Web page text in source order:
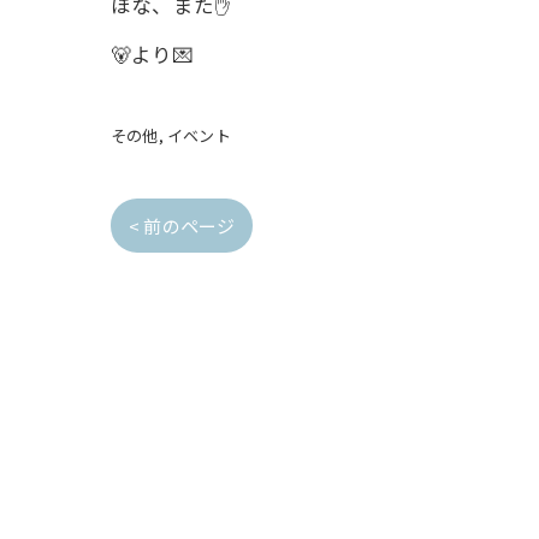
🐻より💌
その他 イベント
< 前のページ